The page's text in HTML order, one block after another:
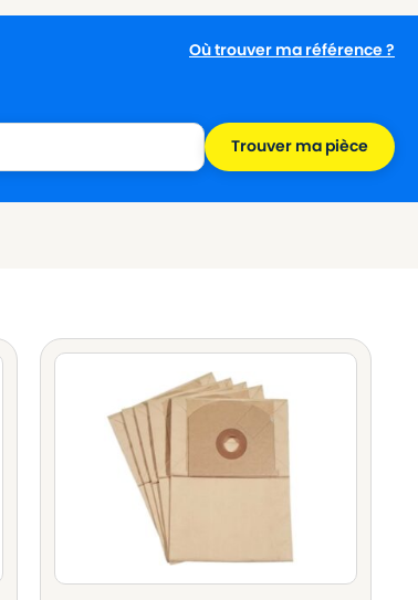
Où trouver ma référence ?
Trouver ma pièce